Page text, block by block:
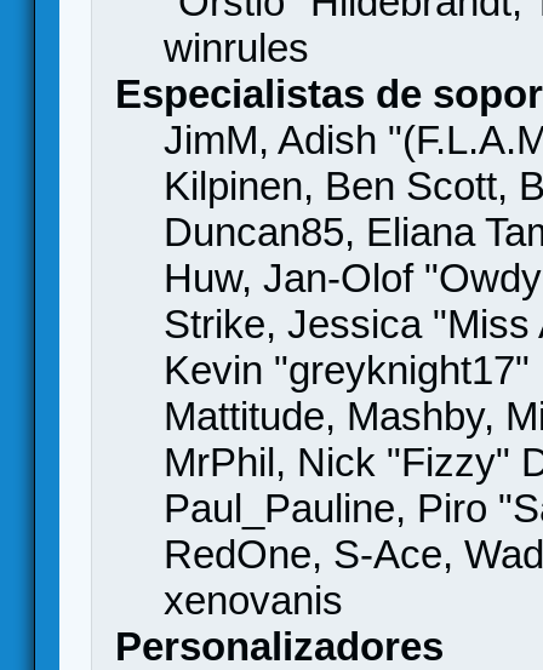
winrules
Especialistas de
JimM, Adish
Kilpinen, Ben Scott,
Duncan85, Eliana
Huw, Jan-Olof
Strike, Jessica
Kevin
Mattitude, Mashby,
MrPhil, Nick "Fizzy"
Paul_Pauline, Piro
RedOne, S-Ace,
xenovanis
Personalizadores